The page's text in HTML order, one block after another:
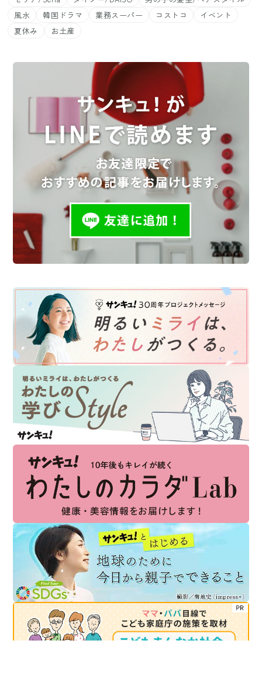
風水
韓国ドラマ 業務スーパー コストコ
イベント
夏休み
お土産